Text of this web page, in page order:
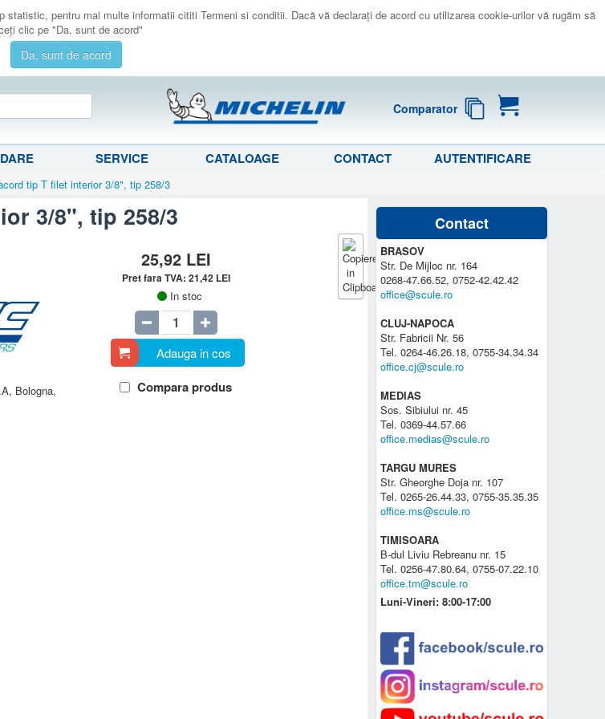
pentru mai multe informatii cititi Termeni si conditii. Dacă vă declaraţi de acord cu utilizarea cookie-urilor vă rugăm să
clic pe "Da, sunt de acord"
Da, sunt de acord
Comparator
SERVICE CATALOAGE CONTACT AUTENTIFICARE
tip T filet interior 3/8", tip 258/3
3/8", tip 258/3
Bologna,
25,92 LEI
Pret fara TVA: 21,42 LEI
In stoc
Adauga in cos
Compara produs
Contact
BRASOV
Str. De Mijloc nr. 164
0268-47.66.52, 0752-42.42.42
office@scule.ro
CLUJ-NAPOCA
Str. Fabricii Nr. 56
Tel. 0264-46.26.18, 0755-34.34.34
office.cj@scule.ro
MEDIAS
Sos. Sibiului nr. 45
Tel. 0369-44.57.66
office.medias@scule.ro
TARGU MURES
Str. Gheorghe Doja nr. 107
Tel. 0265-26.44.33, 0755-35.35.35
office.ms@scule.ro
TIMISOARA
B-dul Liviu Rebreanu nr. 15
Tel. 0256-47.80.64, 0755-07.22.10
office.tm@scule.ro
Luni-Vineri: 8:00-17:00